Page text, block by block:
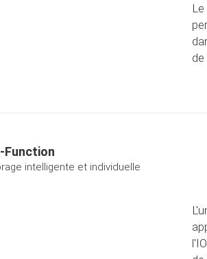
de
Function
intelligente et individuelle